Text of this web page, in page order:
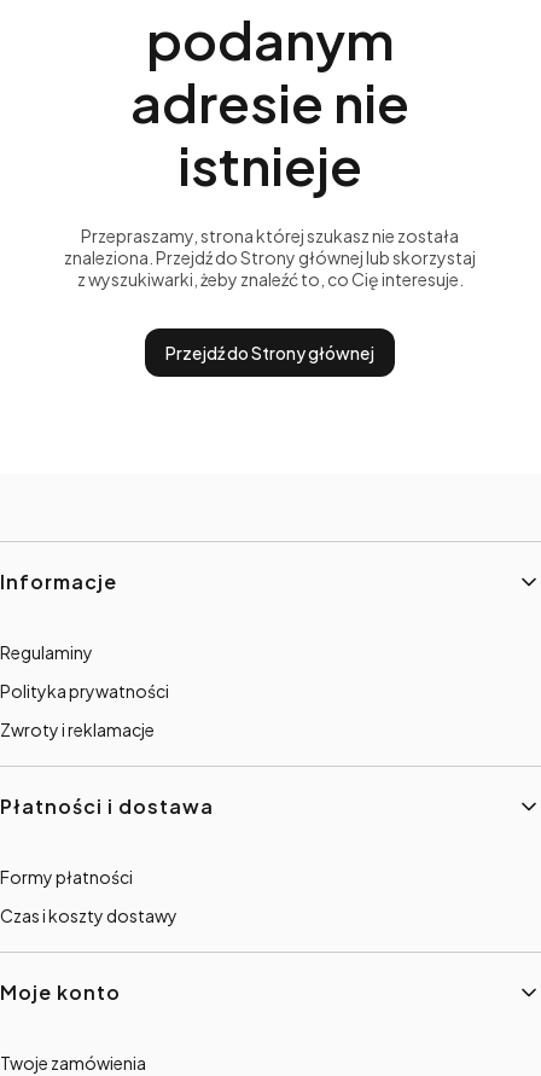
podanym
adresie nie
istnieje
Przepraszamy, strona której szukasz nie została
znaleziona. Przejdź do Strony głównej lub skorzystaj
z wyszukiwarki, żeby znaleźć to, co Cię interesuje.
Przejdź do Strony głównej
Linki w stopce
Informacje
Regulaminy
Polityka prywatności
Zwroty i reklamacje
Płatności i dostawa
Formy płatności
Czas i koszty dostawy
Moje konto
Twoje zamówienia